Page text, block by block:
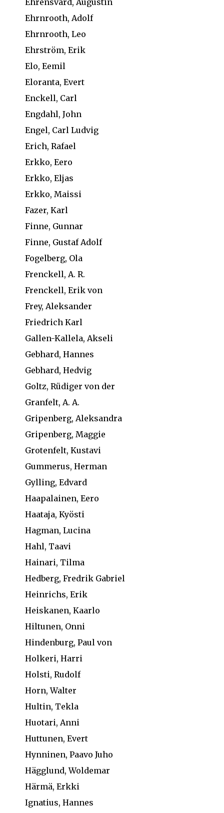
Ehrensvärd, Augustin
Ehrnrooth, Adolf
Ehrnrooth, Leo
Ehrström, Erik
Elo, Eemil
Eloranta, Evert
Enckell, Carl
Engdahl, John
Engel, Carl Ludvig
Erich, Rafael
Erkko, Eero
Erkko, Eljas
Erkko, Maissi
Fazer, Karl
Finne, Gunnar
Finne, Gustaf Adolf
Fogelberg, Ola
Frenckell, A. R.
Frenckell, Erik von
Frey, Aleksander
Friedrich Karl
Gallen-Kallela, Akseli
Gebhard, Hannes
Gebhard, Hedvig
Goltz, Rüdiger von der
Granfelt, A. A.
Gripenberg, Aleksandra
Gripenberg, Maggie
Grotenfelt, Kustavi
Gummerus, Herman
Gylling, Edvard
Haapalainen, Eero
Haataja, Kyösti
Hagman, Lucina
Hahl, Taavi
Hainari, Tilma
Hedberg, Fredrik Gabriel
Heinrichs, Erik
Heiskanen, Kaarlo
Hiltunen, Onni
Hindenburg, Paul von
Holkeri, Harri
Holsti, Rudolf
Horn, Walter
Hultin, Tekla
Huotari, Anni
Huttunen, Evert
Hynninen, Paavo Juho
Hägglund, Woldemar
Härmä, Erkki
Ignatius, Hannes